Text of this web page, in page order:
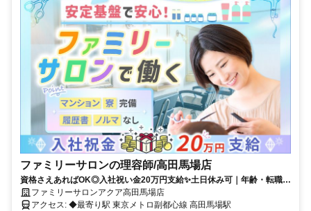
ファミリーサロンの理容師/高田馬場店
資格さえあればOK◎入社祝い金20万円支給✨️土日休み可｜年齢・転職位
回数不問｜1日体験入社も実施中！
ファミリーサロンアクア高田馬場店
アクセス: ◆最寄り駅 東京メトロ副都心線 高田馬場駅